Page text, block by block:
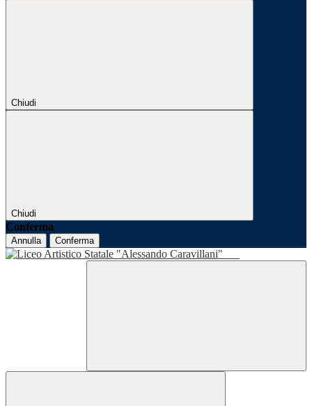
Chiudi
Chiudi
Conferma
Annulla Conferma